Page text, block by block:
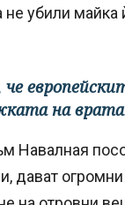
убили майка
на
Навалная
дават